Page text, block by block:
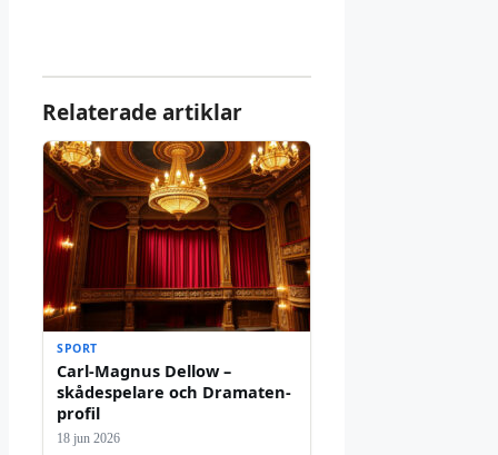
Relaterade artiklar
SPORT
Carl-Magnus Dellow –
skådespelare och Dramaten-
profil
18 jun 2026